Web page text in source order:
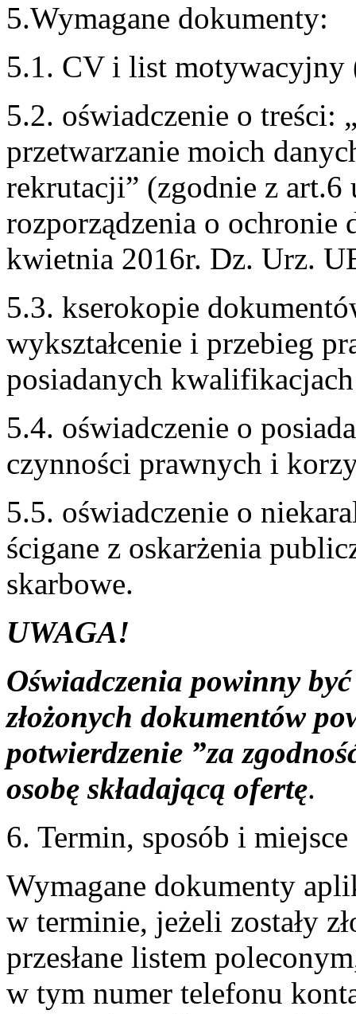
5.Wymagane dokumenty:
5.1. CV i list motywacyjny
5.2. oświadczenie o treści:
przetwarzanie moich
rekrutacji” (zgodnie z art.6
rozporządzenia o ochronie
kwietnia 2016r. Dz. Urz.
5.3. kserokopie
wykształcenie i przebieg
posiadanych
5.4. oświadczenie o
czynności prawnych i
5.5. oświadczenie o
ścigane z oskarżenia
skarbowe.
UWAGA!
Oświadczenia powinny
złożonych dokumentów
potwierdzenie ”za
osobę składającą ofertę.
6. Termin, sposób i
Wymagane dokumenty
w terminie, jeżeli zostały
przesłane listem
w tym numer telefonu